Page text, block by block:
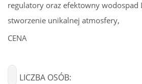
regulatory oraz efektowny wodospad
stworzenie unikalnej atmosfery,
CENA
LICZBA OSÓB: